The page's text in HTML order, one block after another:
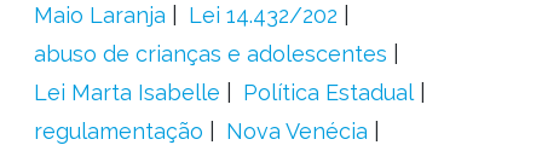
Maio Laranja
Lei 14.432/202
abuso de crianças e adolescentes
Lei Marta Isabelle
Política Estadual
regulamentação
Nova Venécia